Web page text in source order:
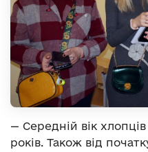
— Середній вік
років. Також від